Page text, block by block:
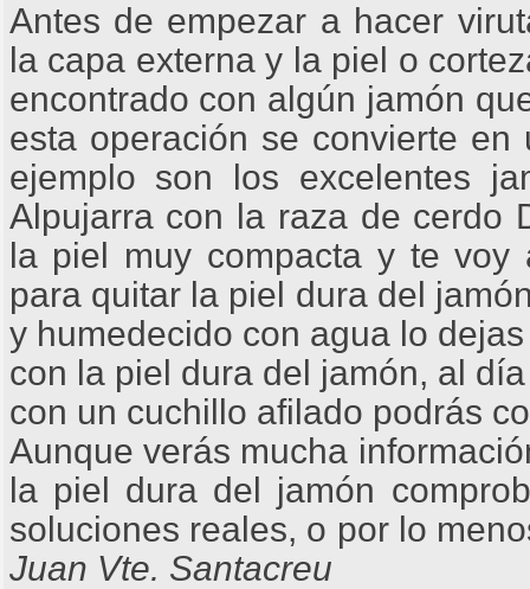
Antes de empezar a hacer
la capa externa y la piel o
encontrado con algún jamón
esta operación se convierte
ejemplo son los excelentes
Alpujarra con la raza de cerdo
la piel muy compacta y te voy
para quitar la piel dura del
y humedecido con agua lo
con la piel dura del jamón, al
con un cuchillo afilado podrás
Aunque verás mucha
la piel dura del jamón
soluciones reales, o por lo
Juan Vte. Santacreu